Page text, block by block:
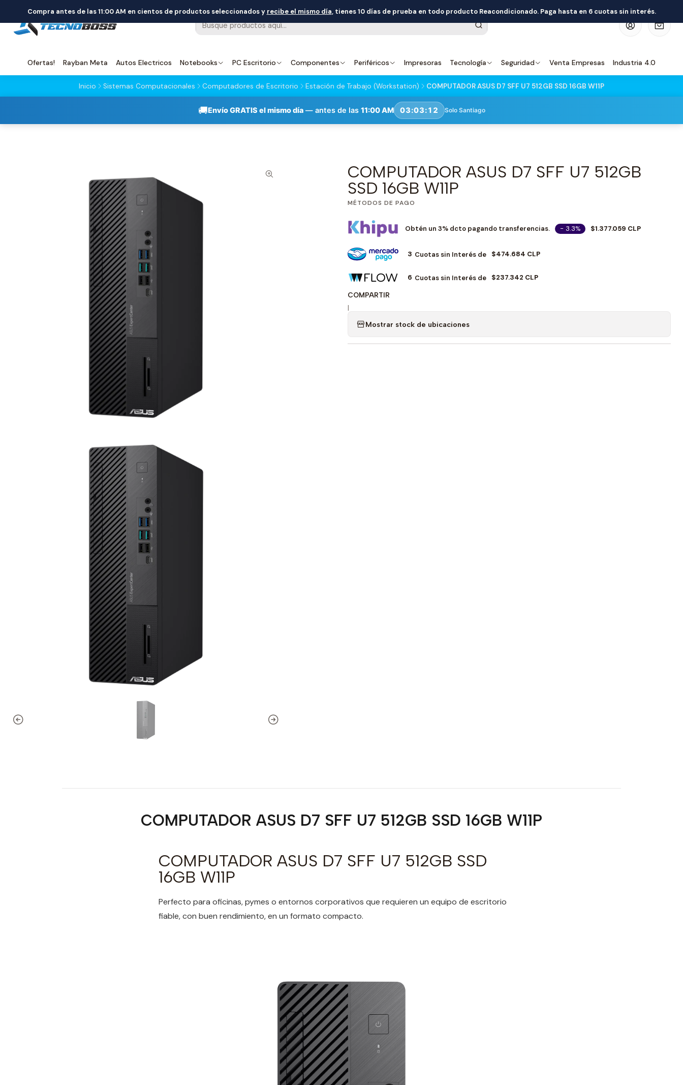
Ofertas! Rayban Meta Autos Electricos Notebooks PC Escritorio Componentes Periféricos Impresoras Tecnología Seguridad Venta Empresas Industria 4.0
Compra antes de las 11:00 AM en cientos de productos seleccionados y recibe el mismo día, tienes 10 días de prueba en todo producto Reacondicionado. Paga hasta en 6 cuotas sin interés.
Inicio Sistemas Computacionales Computadores de Escritorio Estación de Trabajo (Workstation) COMPUTADOR ASUS D7 SFF U7 512GB SSD 16GB W11P
🚚Envío GRATIS el mismo día— antes de las 11:00 AM 03:03:11 Solo Santiago
COMPUTADOR ASUS D7 SFF U7 512GB
SSD 16GB W11P
MÉTODOS DE PAGO
Obtén un 3% dcto pagando transferencias. - 3.3% $1.377.059 CLP
3 Cuotas sin Interés de $474.684 CLP
6 Cuotas sin Interés de $237.342 CLP
COMPARTIR
|
Mostrar stock de ubicaciones
COMPUTADOR ASUS D7 SFF U7 512GB SSD 16GB W11P
COMPUTADOR ASUS D7 SFF U7 512GB SSD
16GB W11P
Perfecto para oficinas, pymes o entornos corporativos que requieren un equipo de escritorio
fiable, con buen rendimiento, en un formato compacto.